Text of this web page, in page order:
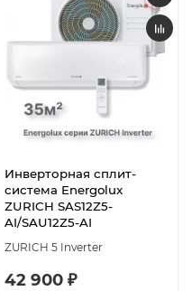
Инверторная сплит-
система Energolux
ZURICH SAS12Z5-
AI/SAU12Z5-AI
ZURICH 5 Inverter
42 900 ₽